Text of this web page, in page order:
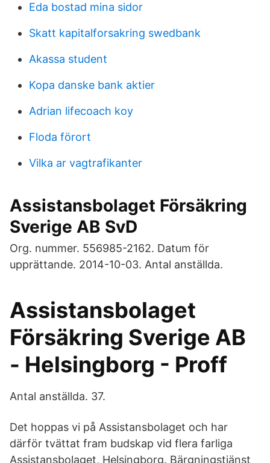
Eda bostad mina sidor
Skatt kapitalforsakring swedbank
Akassa student
Kopa danske bank aktier
Adrian lifecoach koy
Floda förort
Vilka ar vagtrafikanter
Assistansbolaget Försäkring
Sverige AB SvD
Org. nummer. 556985-2162. Datum för
upprättande. 2014-10-03. Antal anställda.
Assistansbolaget
Försäkring Sverige AB
- Helsingborg - Proff
Antal anställda. 37.
Det hoppas vi på Assistansbolaget och har
därför tvättat fram budskap vid flera farliga
Assistansbolaget, Helsingborg. Bärgningstjänst